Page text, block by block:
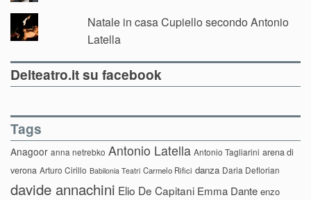
Natale in casa Cupiello secondo Antonio
Latella
Delteatro.it su facebook
Tags
Anagoor anna netrebko Antonio Latella Antonio Tagliarini arena di
verona Arturo Cirillo Babilonia Teatri Carmelo Rifici danza Daria Deflorian
davide annachini Elio De Capitani Emma Dante enzo